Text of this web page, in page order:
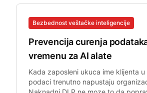
Bezbednost veštačke inteligencije
Prevencija curenja
vremenu za AI alate
Kada zaposleni ukuca ime klijenta u
podaci trenutno napustaju